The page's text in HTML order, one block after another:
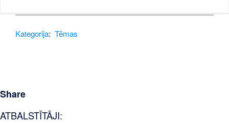
Kategorija: Tēmas
Share
ATBALSTĪTĀJI: